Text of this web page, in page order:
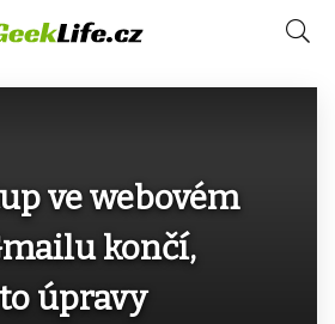
ve webovém
končí,
úpravy